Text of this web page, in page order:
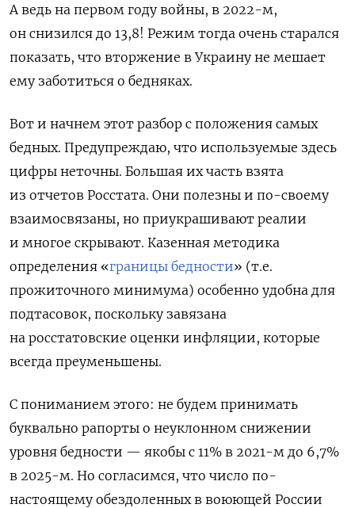
А ведь на первом году войны, в 2022-м,
он снизился до 13,8! Режим тогда очень старался
показать, что вторжение в Украину не мешает
ему заботиться о бедняках.
Вот и начнем этот разбор с положения самых
бедных. Предупреждаю, что используемые здесь
цифры неточны. Большая их часть взята
из отчетов Росстата. Они полезны и по-своему
взаимосвязаны, но приукрашивают реалии
и многое скрывают. Казенная методика
определения «границы бедности» (т.е.
прожиточного минимума) особенно удобна для
подтасовок, поскольку завязана
на росстатовские оценки инфляции, которые
всегда преуменьшены.
С пониманием этого: не будем принимать
буквально рапорты о неуклонном снижении
уровня бедности — якобы с 11% в 2021-м до 6,7%
в 2025-м. Но согласимся, что число по-
настоящему обездоленных в воюющей России